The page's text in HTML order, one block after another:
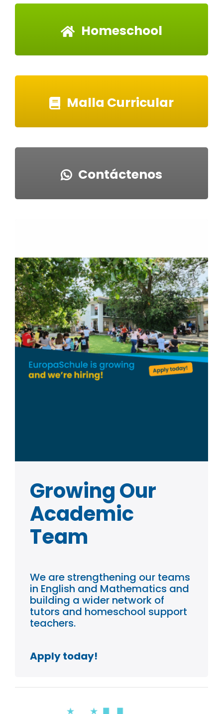
Homeschool
Malla Curricular
Contáctenos
Growing Our
Academic
Team
We are strengthening our teams
in English and Mathematics and
building a wider network of
tutors and homeschool support
teachers.
Apply today!